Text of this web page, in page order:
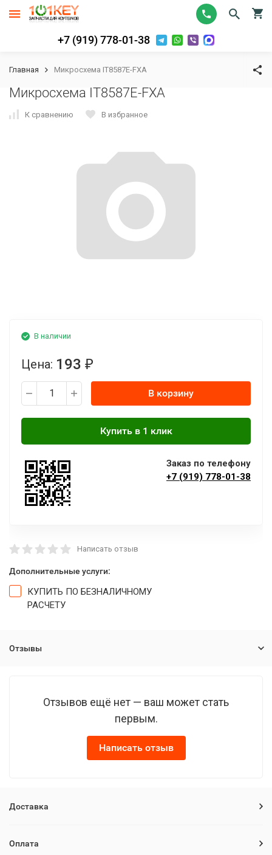
+7 (919) 778-01-38
Главная Микросхема IT8587E-FXA
Микросхема IT8587E-FXA
К сравнению В избранное
В наличии
Цена: 193 ₽
В корзину
Заказ по телефону
+7 (919) 778-01-38
Написать отзыв
Дополнительные услуги:
КУПИТЬ ПО БЕЗНАЛИЧНОМУ
РАСЧЕТУ
Отзывы
Отзывов ещё нет — ваш может стать
первым.
Написать отзыв
Доставка
Оплата